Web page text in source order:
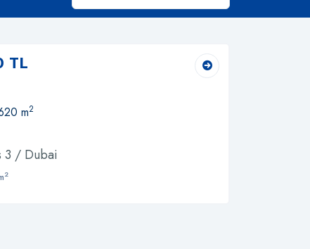
TL
m2
3 / Dubai
2